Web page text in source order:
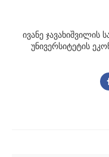
ივანე
უნივერსიტეტის